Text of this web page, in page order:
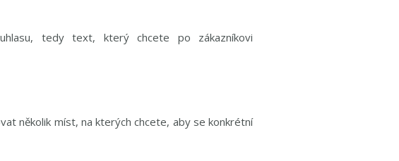
tedy text, který chcete po zákazníkovi
několik míst, na kterých chcete, aby se konkrétní